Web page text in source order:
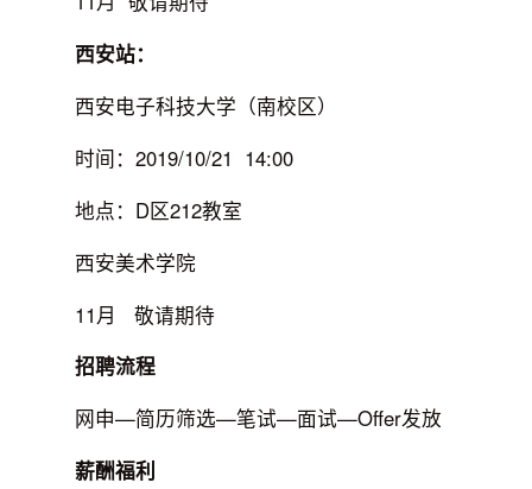
西安站：
西安电子科技大学（南校区）
时间：2019/10/21 14:00
地点：D区212教室
西安美术学院
11月 敬请期待
招聘流程
网申—简历筛选—笔试—面试—Offer发放
薪酬福利